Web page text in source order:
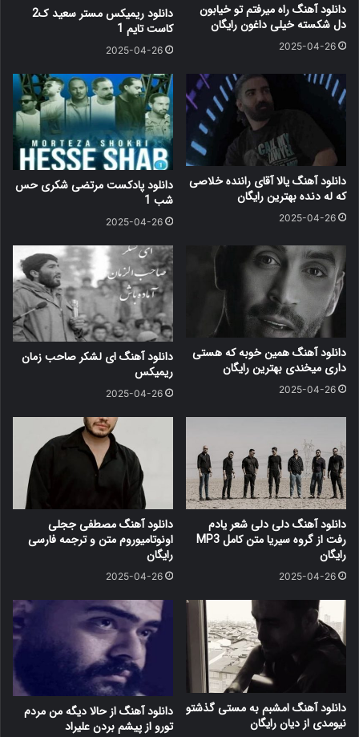
دانلود آهنگ راه میرفتم تو خیابون
دل شکسته خیلی داغون رایگان
2025-04-26
دانلود ریمیکس مستر سعید ک2
کاست تایم 1
2025-04-26
دانلود آهنگ یالا آقای راننده خلاصی
که له دنده بهترین رایگان
2025-04-26
دانلود پادکست مرتضی شکری حس
شب 1
2025-04-26
دانلود آهنگ همین خوبه که هستی
داری میخندی بهترین رایگان
2025-04-26
دانلود آهنگ ای لشکر صاحب زمان
ریمیکس
2025-04-26
دانلود آهنگ دلی دلی شعر یادم
رفت از گروه سیریا متن کامل MP3
رایگان
2025-04-26
دانلود آهنگ مصطفی ججلی
اونوتامیوروم متن و ترجمه فارسی
رایگان
2025-04-26
دانلود آهنگ امشبم به مستی گذشتو
نیومدی از دیان رایگان
دانلود آهنگ از حالا دیگه من مردم
تورو از پیشم بردن علیراد